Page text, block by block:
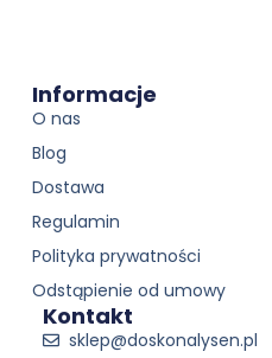
Informacje
O nas
Blog
Dostawa
Regulamin
Polityka prywatności
Odstąpienie od umowy
Kontakt
sklep@doskonalysen.pl